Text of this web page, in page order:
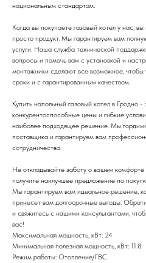
национальным стандартам.
Когда вы покупаете газовый котел у нас,
просто продукт. Мы гарантируем вам
услуги. Наша служба технической
вопросы и помочь вам с установкой и
монтажники сделают все возможное, чтобы
сроки и с гарантированным качеством.
Купить напольный газовый котел в
конкурентоспособные цены и гибкие
наиболее подходящее решение. Мы
поставщика и гарантируем вам
сотрудничества.
Не откладывайте заботу о вашем
получите наилучшее предложение по
Мы гарантируем вам идеальное решение,
принесет вам долгосрочные выгоды.
и свяжитесь с нашими консультантами,
вас!
Максимальная мощность, кВт: 24
Минимальная полезная мощность, кВт: 11.8
Режим работы: Отопление/ГВС